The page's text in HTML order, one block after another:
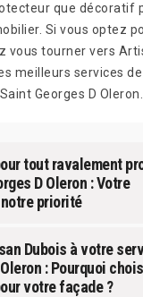
que décoratif
Si vous optez
vous tourner vers
meilleurs services
Georges D Oleron.
tout ravalement
D Oleron : Votre
priorité
Dubois à votre
: Pourquoi
votre façade ?